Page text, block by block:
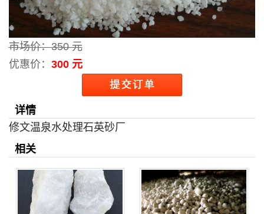
市场价：350 元
优惠价： 300 元
详情
修文温泉水处理石英砂厂
相关